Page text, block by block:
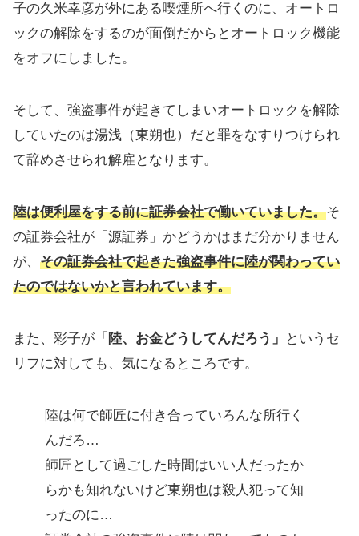
子の久米幸彦が外にある喫煙所へ行くのに、オートロ
ックの解除をするのが面倒だからとオートロック機能
をオフにしました。
そして、強盗事件が起きてしまいオートロックを解除
していたのは湯浅（東朔也）だと罪をなすりつけられ
て辞めさせられ解雇となります。
陸は便利屋をする前に証券会社で働いていました。そ
の証券会社が「源証券」かどうかはまだ分かりません
が、 その証券会社で起きた強盗事件に陸が関わってい
たのではないかと言われています。
また、彩子が 「陸、お金どうしてんだろう」
というセ
リフに対しても、気になるところです。
陸は何で師匠に付き合っていろんな所行く
んだろ…
師匠として過ごした時間はいい人だったか
らかも知れないけど東朔也は殺人犯って知
ったのに…